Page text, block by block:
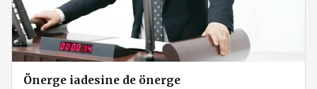
Önerge iadesine de önerge